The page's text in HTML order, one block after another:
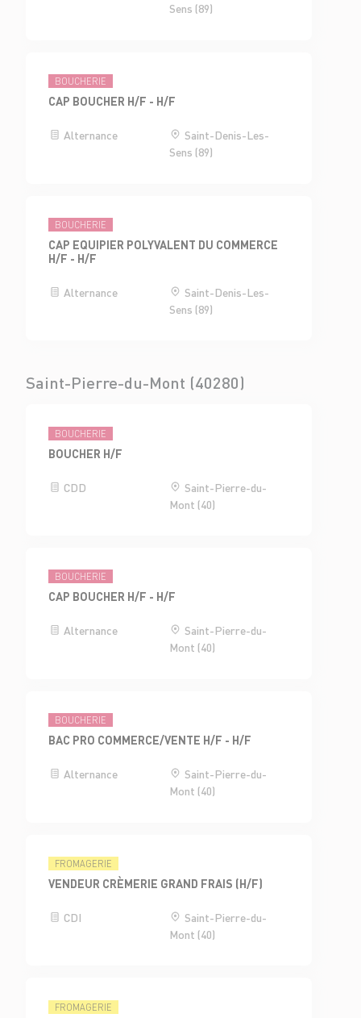
Sens (89)
BOUCHERIE
CAP BOUCHER H/F - H/F
Alternance
Saint-Denis-Les-
Sens (89)
BOUCHERIE
CAP EQUIPIER POLYVALENT DU COMMERCE
H/F - H/F
Alternance
Saint-Denis-Les-
Sens (89)
Saint-Pierre-du-Mont (40280)
BOUCHERIE
BOUCHER H/F
CDD
Saint-Pierre-du-
Mont (40)
BOUCHERIE
CAP BOUCHER H/F - H/F
Alternance
Saint-Pierre-du-
Mont (40)
BOUCHERIE
BAC PRO COMMERCE/VENTE H/F - H/F
Alternance
Saint-Pierre-du-
Mont (40)
FROMAGERIE
VENDEUR CRÈMERIE GRAND FRAIS (H/F)
CDI
Saint-Pierre-du-
Mont (40)
FROMAGERIE